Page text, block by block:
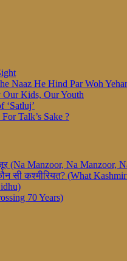
Naaz He Hind Par Woh
Our Kids, Our Youth
‘Satluj’
For Talk’s Sake ?
(Na Manzoor, Na Manzoor,
सी कश्मीरियत? (What
70 Years)